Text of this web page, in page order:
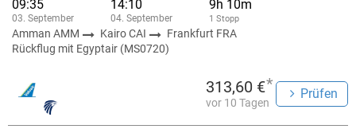
09:35
03. September
14:10
04. September
9h 10m
1 Stopp
Amman AMM Kairo CAI
Frankfurt FRA
Rückflug mit Egyptair (MS0720)
313,60 €*
vor 10 Tagen
Prüfen